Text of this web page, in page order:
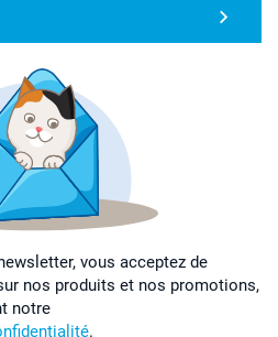
vous acceptez de
nos produits et nos promotions,
notre
.